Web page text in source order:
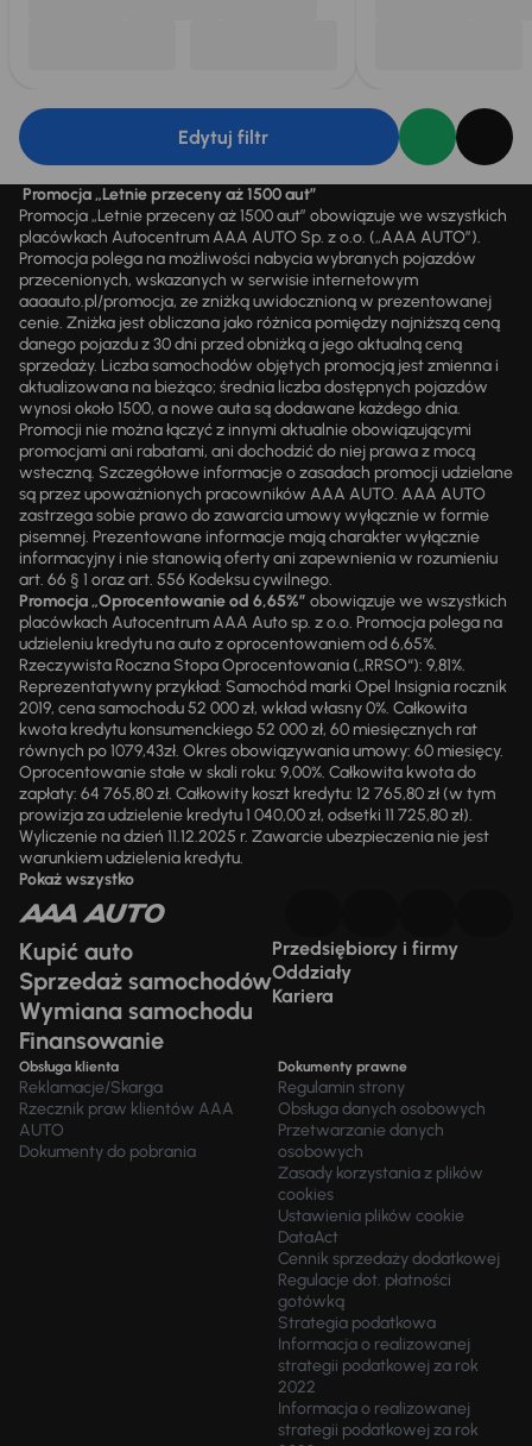
Edytuj filtr
Promocja „Letnie przeceny aż 1500 aut”
Promocja „Letnie przeceny aż 1500 aut” obowiązuje we wszystkich
placówkach Autocentrum AAA AUTO Sp. z o.o. („AAA AUTO”).
Promocja polega na możliwości nabycia wybranych pojazdów
przecenionych, wskazanych w serwisie internetowym
aaaauto.pl/promocja, ze zniżką uwidocznioną w prezentowanej
cenie. Zniżka jest obliczana jako różnica pomiędzy najniższą ceną
danego pojazdu z 30 dni przed obniżką a jego aktualną ceną
sprzedaży. Liczba samochodów objętych promocją jest zmienna i
aktualizowana na bieżąco; średnia liczba dostępnych pojazdów
wynosi około 1500, a nowe auta są dodawane każdego dnia.
Promocji nie można łączyć z innymi aktualnie obowiązującymi
promocjami ani rabatami, ani dochodzić do niej prawa z mocą
wsteczną. Szczegółowe informacje o zasadach promocji udzielane
są przez upoważnionych pracowników AAA AUTO. AAA AUTO
zastrzega sobie prawo do zawarcia umowy wyłącznie w formie
pisemnej. Prezentowane informacje mają charakter wyłącznie
informacyjny i nie stanowią oferty ani zapewnienia w rozumieniu
art. 66 § 1 oraz art. 556 Kodeksu cywilnego.
Promocja „Oprocentowanie od 6,65%” obowiązuje we wszystkich
placówkach Autocentrum AAA Auto sp. z o.o. Promocja polega na
udzieleniu kredytu na auto z oprocentowaniem od 6,65%.
Rzeczywista Roczna Stopa Oprocentowania („RRSO“): 9,81%.
Reprezentatywny przykład: Samochód marki Opel Insignia rocznik
2019, cena samochodu 52 000 zł, wkład własny 0%. Całkowita
kwota kredytu konsumenckiego 52 000 zł, 60 miesięcznych rat
równych po 1079,43zł. Okres obowiązywania umowy: 60 miesięcy.
Oprocentowanie stałe w skali roku: 9,00%. Całkowita kwota do
zapłaty: 64 765,80 zł. Całkowity koszt kredytu: 12 765,80 zł (w tym
prowizja za udzielenie kredytu 1 040,00 zł, odsetki 11 725,80 zł).
Wyliczenie na dzień 11.12.2025 r. Zawarcie ubezpieczenia nie jest
warunkiem udzielenia kredytu.
Pokaż wszystko
Kupić auto
Sprzedaż samochodów
Wymiana samochodu
Finansowanie
Przedsiębiorcy i firmy
Oddziały
Kariera
Obsługa klienta
Reklamacje/Skarga
Rzecznik praw klientów AAA
AUTO
Dokumenty do pobrania
Dokumenty prawne
Regulamin strony
Obsługa danych osobowych
Przetwarzanie danych
osobowych
Zasady korzystania z plików
cookies
Ustawienia plików cookie
DataAct
Cennik sprzedaży dodatkowej
Regulacje dot. płatności
gotówką
Strategia podatkowa
Informacja o realizowanej
strategii podatkowej za rok
2022
Informacja o realizowanej
strategii podatkowej za rok